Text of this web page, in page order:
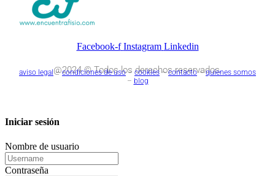
Facebook-f Instagram Linkedin
@2024 © Todos los derechos reservados.
aviso legal –condiciones de uso– cookies –contacto–quienes somos
– blog
Iniciar sesión
Nombre de usuario
Contraseña